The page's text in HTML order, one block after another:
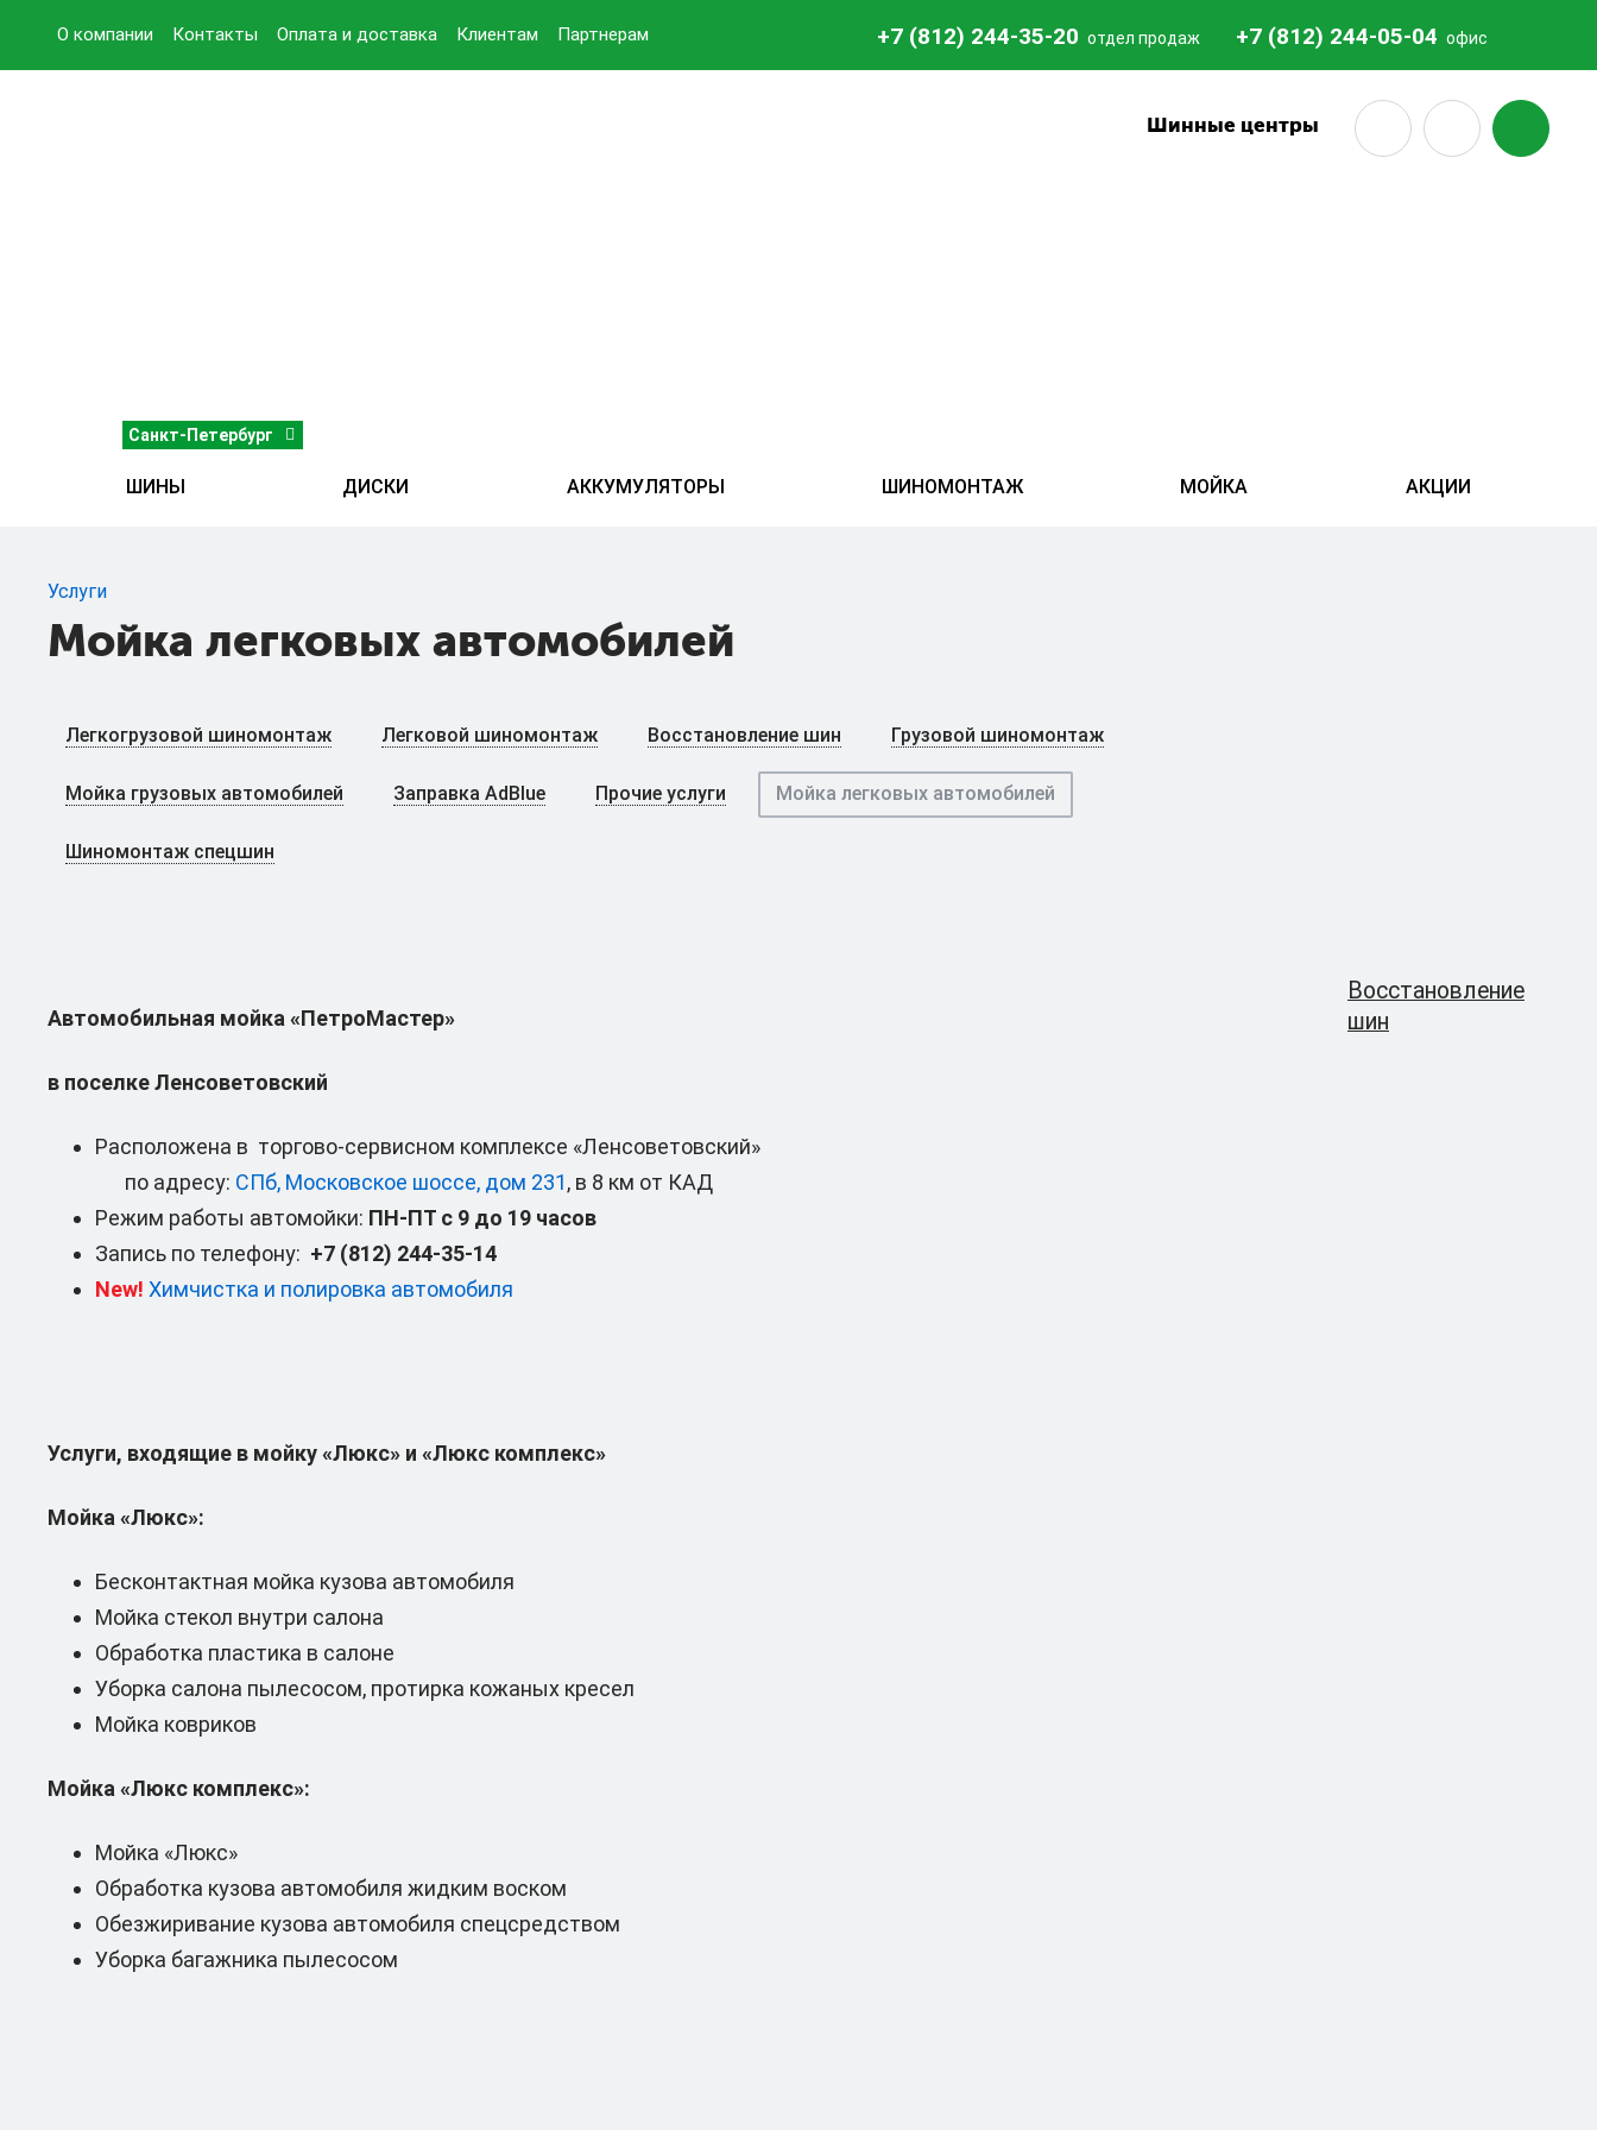
О компании Контакты Оплата и доставка Клиентам Партнерам +7 (812) 244-35-20 отдел продаж +7 (812) 244-05-04 офис
Санкт-Петербург
Шинные центры
ШИНЫ ДИСКИ АККУМУЛЯТОРЫ ШИНОМОНТАЖ МОЙКА АКЦИИ
Услуги
Мойка легковых автомобилей
Легкогрузовой шиномонтаж Легковой шиномонтаж Восстановление шин Грузовой шиномонтаж
Мойка грузовых автомобилей Заправка AdBlue Прочие услуги Мойка легковых автомобилей
Шиномонтаж спецшин
Восстановление
шин
Автомобильная мойка «ПетроМастер»
в поселке Ленсоветовский
Расположена в торгово-сервисном комплексе «Ленсоветовский»
по адресу: СПб, Московское шоссе, дом 231, в 8 км от КАД
Режим работы автомойки: ПН-ПТ с 9 до 19 часов
Запись по телефону: +7 (812) 244-35-14
New! Химчистка и полировка автомобиля
Услуги, входящие в мойку «Люкс» и «Люкс комплекс»
Мойка «Люкс»:
Бесконтактная мойка кузова автомобиля
Мойка стекол внутри салона
Обработка пластика в салоне
Уборка салона пылесосом, протирка кожаных кресел
Мойка ковриков
Мойка «Люкс комплекс»:
Мойка «Люкс»
Обработка кузова автомобиля жидким воском
Обезжиривание кузова автомобиля спецсредством
Уборка багажника пылесосом